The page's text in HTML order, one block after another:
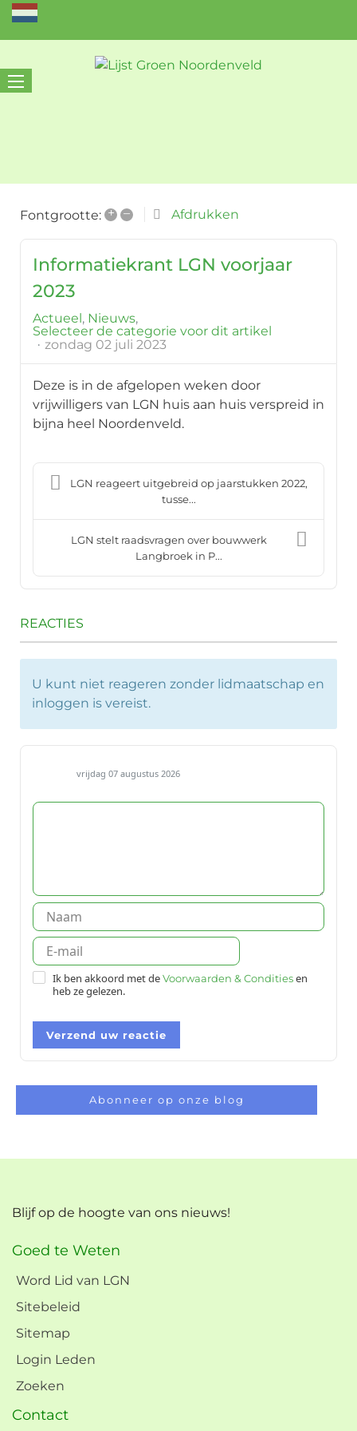
Fontgrootte: + – Afdrukken
Informatiekrant LGN voorjaar
2023
Actueel Nieuws
Selecteer de categorie voor dit artikel
zondag 02 juli 2023
Deze is in de afgelopen weken door
vrijwilligers van LGN huis aan huis verspreid in
bijna heel Noordenveld.
LGN reageert uitgebreid op jaarstukken 2022,
tusse...
LGN stelt raadsvragen over bouwwerk
Langbroek in P...
REACTIES
U kunt niet reageren zonder lidmaatschap en
inloggen is vereist.
vrijdag 07 augustus 2026
Ik ben akkoord met deVoorwaarden & Conditiesen
heb ze gelezen.
Verzend uw reactie
Abonneer op onze blog
Blijf op de hoogte van ons nieuws!
Goed te Weten
Word Lid van LGN
Sitebeleid
Sitemap
Login Leden
Zoeken
Contact